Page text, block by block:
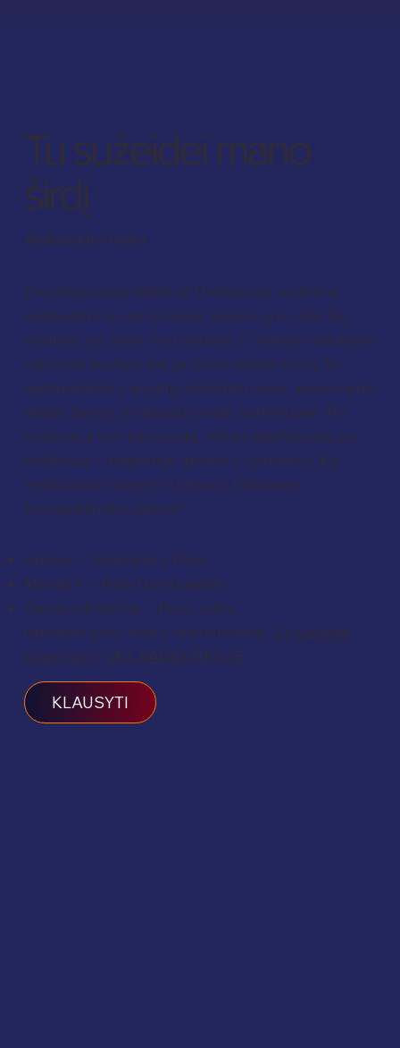
Tu sužeidei mano
širdį
Aleksandra Pister
Dievobaiminga didikė iš Habsburgų ruošiama
vestuvėms su jos mirusios sesers vyru. Dėl šių
vestuvių jos tėvai bei Lietuvos ir Lenkijos valstybės
valdovas susitarė kai jai buvo dešimt metų. Iki
septyniolikos ji auginta būsimam vyrui, kurio vardą
tiksliai žinojo, jo atvaizdą matė portretuose. Po
vestuvių ji bus karūnuota, tačiau slapčiausias jos
troškimas – pagimdyti įpėdinį ir nenumirti. Ką
reiškia būti moterimi Lietuvos Didžiosios
Kunigaikštystės laikais?
Autorė – Aleksandra Pister
Mentorė – Rūta Dambravaitė
Garso režisierius – Pijus Juška
Išgirskite pilno metro dokumentiką „Tu sužeidei
mano širdį“ LRT RADIOTEKOJE.
KLAUSYTI